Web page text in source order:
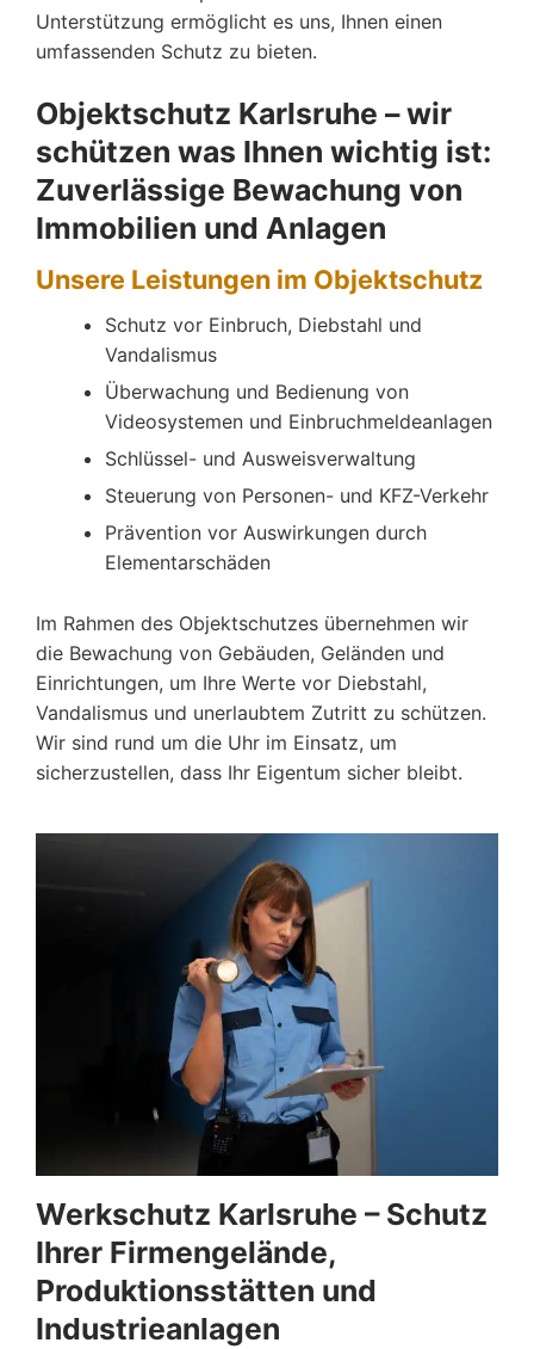
Unterstützung ermöglicht es uns, Ihnen einen
umfassenden Schutz zu bieten.
Objektschutz Karlsruhe – wir
schützen was Ihnen wichtig ist:
Zuverlässige Bewachung von
Immobilien und Anlagen
Unsere Leistungen im Objektschutz
Schutz vor Einbruch, Diebstahl und
Vandalismus
Überwachung und Bedienung von
Videosystemen und Einbruchmeldeanlagen
Schlüssel- und Ausweisverwaltung
Steuerung von Personen- und KFZ-Verkehr
Prävention vor Auswirkungen durch
Elementarschäden
Im Rahmen des Objektschutzes übernehmen wir
die Bewachung von Gebäuden, Geländen und
Einrichtungen, um Ihre Werte vor Diebstahl,
Vandalismus und unerlaubtem Zutritt zu schützen.
Wir sind rund um die Uhr im Einsatz, um
sicherzustellen, dass Ihr Eigentum sicher bleibt.
Werkschutz Karlsruhe – Schutz
Ihrer Firmengelände,
Produktionsstätten und
Industrieanlagen